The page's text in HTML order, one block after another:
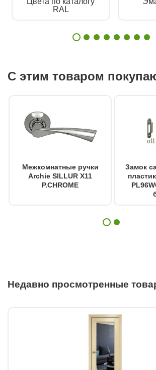
RAL
С этим товаром
Межкомнатные ручки
Archie SILLUR X11
P.CHROME
Замок
Недавно просмотренные